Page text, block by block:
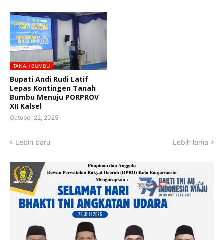
TANAH BUMBU
Bupati Andi Rudi Latif
Lepas Kontingen Tanah
Bumbu Menuju PORPROV
XII Kalsel
October 22, 2025
Lebih baru Lebih lama